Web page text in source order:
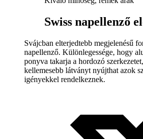
Swiss napellenző
Svájcban elterjedtebb megjelenésű
napellenző. Különlegessége, hogy
ponyva takarja a hordozó
kellemesebb látványt nyújthat azok
igényekkel rendelkeznek.